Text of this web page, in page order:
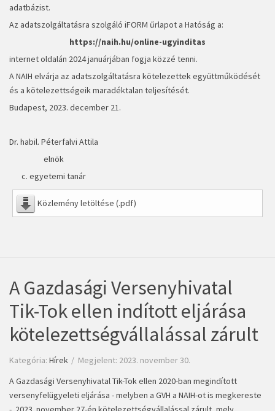
adatbázist.
Az adatszolgáltatásra szolgáló iFORM űrlapot a Hatóság a:
https://naih.hu/online-ugyinditas
internet oldalán 2024 januárjában fogja közzé tenni.
A NAIH elvárja az adatszolgáltatásra kötelezettek együttműködését
és a kötelezettségeik maradéktalan teljesítését.
Budapest, 2023. december 21.
Dr. habil. Péterfalvi Attila
elnök
c. egyetemi tanár
Közlemény letöltése (.pdf)
A Gazdasági Versenyhivatal
Tik-Tok ellen indított eljárása
kötelezettségvállalással zárult
Kategória: Hírek
Megjelent: 2023. november 30.
A Gazdasági Versenyhivatal Tik-Tok ellen 2020-ban megindított
versenyfelügyeleti eljárása - melyben a GVH a NAIH-ot is megkereste